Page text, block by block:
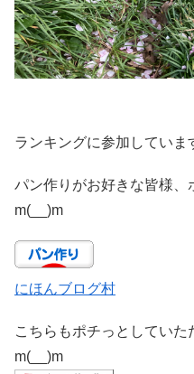
ランキングに参加していま
パン作りがお好きな皆様、
m(__)m
にほんブログ村
こちらもポチっとしていた
m(__)m